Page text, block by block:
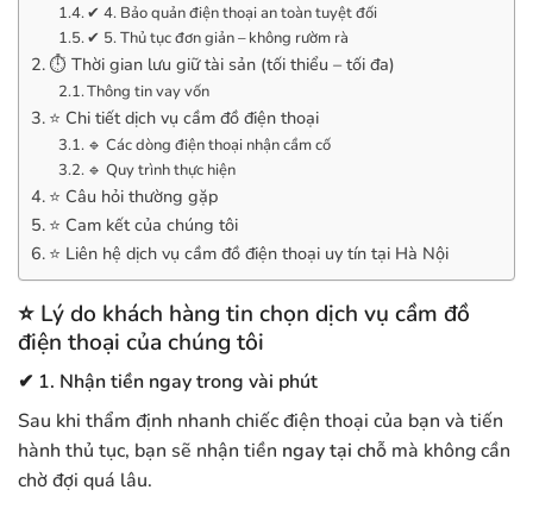
✔ 4. Bảo quản điện thoại an toàn tuyệt đối
✔ 5. Thủ tục đơn giản – không rườm rà
⏱️ Thời gian lưu giữ tài sản (tối thiểu – tối đa)
Thông tin vay vốn
⭐ Chi tiết dịch vụ cầm đồ điện thoại
🔹 Các dòng điện thoại nhận cầm cố
🔹 Quy trình thực hiện
⭐ Câu hỏi thường gặp
⭐ Cam kết của chúng tôi
⭐ Liên hệ dịch vụ cầm đồ điện thoại uy tín tại Hà Nội
⭐ Lý do khách hàng tin chọn dịch vụ cầm đồ
điện thoại của chúng tôi
✔ 1. Nhận tiền ngay trong vài phút
Sau khi thẩm định nhanh chiếc điện thoại của bạn và tiến
hành thủ tục, bạn sẽ nhận tiền ngay tại chỗ mà không cần
chờ đợi quá lâu.